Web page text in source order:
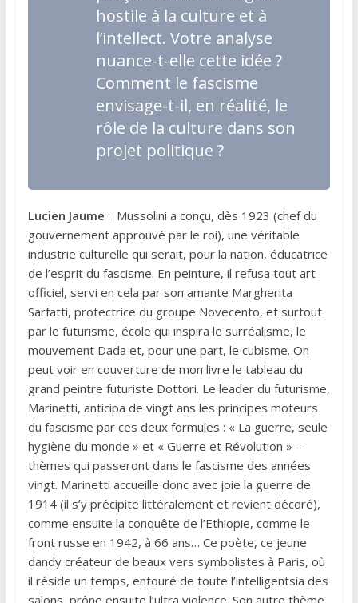
hostile à la culture et à
l’intellect. Votre analyse
nuance-t-elle cette idée ?
Comment le fascisme
envisage-t-il, en réalité, le
rôle de la culture dans son
projet politique ?
Lucien Jaume : Mussolini a conçu, dès 1923 (chef du
gouvernement approuvé par le roi), une véritable
industrie culturelle qui serait, pour la nation, éducatrice
de l’esprit du fascisme. En peinture, il refusa tout art
officiel, servi en cela par son amante Margherita
Sarfatti, protectrice du groupe Novecento, et surtout
par le futurisme, école qui inspira le surréalisme, le
mouvement Dada et, pour une part, le cubisme. On
peut voir en couverture de mon livre le tableau du
grand peintre futuriste Dottori. Le leader du futurisme,
Marinetti, anticipa de vingt ans les principes moteurs
du fascisme par ces deux formules : « La guerre, seule
hygiène du monde » et « Guerre et Révolution » –
thèmes qui passeront dans le fascisme des années
vingt. Marinetti accueille donc avec joie la guerre de
1914 (il s’y précipite littéralement et revient décoré),
comme ensuite la conquête de l’Ethiopie, comme le
front russe en 1942, à 66 ans… Ce poète, ce jeune
dandy créateur de beaux vers symbolistes à Paris, où
il réside un temps, entouré de toute l’intelligentsia des
salons, prône ensuite l’ultra violence. Son autre thème,